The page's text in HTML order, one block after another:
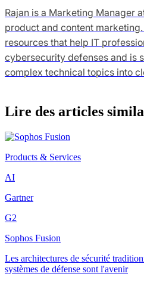
Rajan is a Marketing Manager
product and content
resources that help IT
cybersecurity defenses and is
complex technical topics into
Lire des articles
Products & Services
AI
Gartner
G2
Sophos Fusion
Les architectures de sécurité
systèmes de défense sont l'avenir